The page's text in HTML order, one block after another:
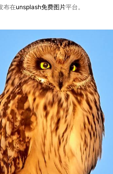
布在unsplash免费图片平台。